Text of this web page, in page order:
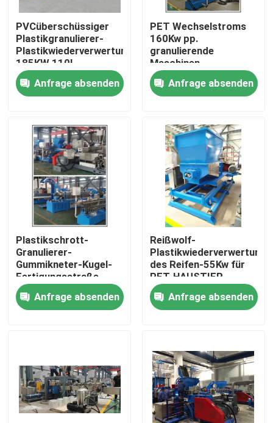
Haus
Videos
Über uns
Fabrik-Ausflug
Qualitätskontrolle
Treten Sie mit uns in Verbindung
Fordern Sie ein Zitat
Gummiprozeßmaschine
PVCüberschüssiger
Plastikgranulierer-
Plastikwiederverwertungslinie
185KW 110L
Anfrage absenden
PET Wechselstroms
160Kw pp.
granulierende
Maschinen-
hohe Genauigkeit
Anfrage absenden
Plastikschrott-
Granulierer-
Gummikneter-Kugel-
Fertigungsstraße
110L 160KW
Anfrage absenden
Reißwolf-
des Reifen-55Kw für
PET-HAUSTIER
Polyester DES HDPE-
pp. Anfrage absenden